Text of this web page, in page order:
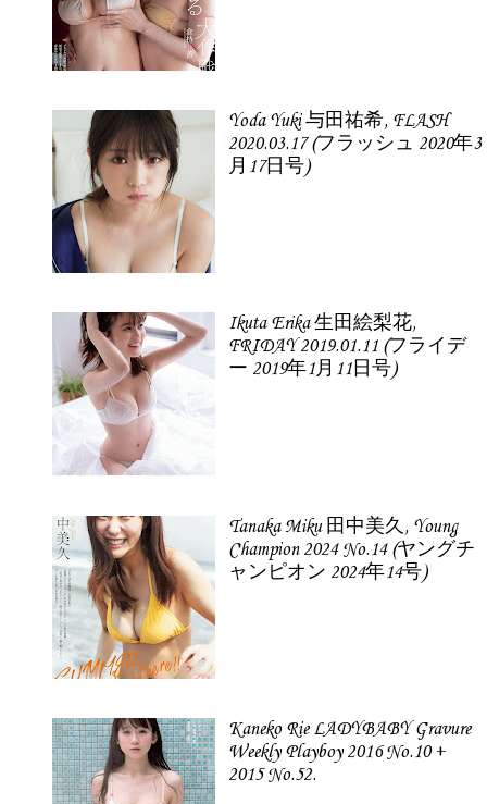
Yoda Yuki 与田祐希, FLASH
2020.03.17 (フラッシュ 2020年3
月17日号)
Ikuta Erika 生田絵梨花,
FRIDAY 2019.01.11 (フライデ
ー 2019年1月11日号)
Tanaka Miku 田中美久, Young
Champion 2024 No.14 (ヤングチ
ャンピオン 2024年14号)
Kaneko Rie LADYBABY Gravure
Weekly Playboy 2016 No.10 +
2015 No.52.